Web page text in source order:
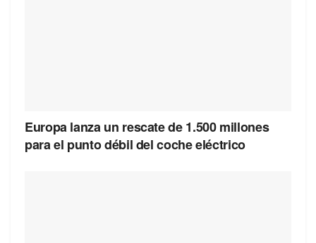
Europa lanza un rescate de 1.500 millones
para el punto débil del coche eléctrico